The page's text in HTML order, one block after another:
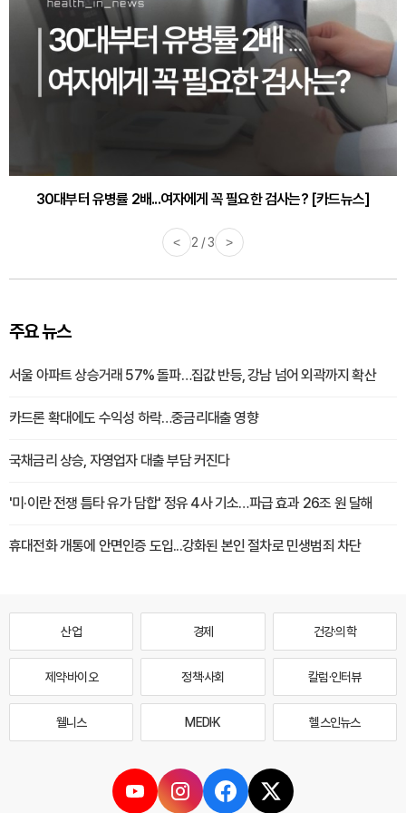
30대부터 유병률 2배...여자에게 꼭 필요한 검사는? [카드뉴스]
감기·독감 예방하고 면역력 높이는 4가지 영양제 [카드뉴스]
< 2 / 3 >
주요 뉴스
서울 아파트 상승거래 57% 돌파…집값 반등, 강남 넘어 외곽까지 확산
카드론 확대에도 수익성 하락…중금리대출 영향
국채금리 상승, 자영업자 대출 부담 커진다
'미·이란 전쟁 틈타 유가 담합' 정유 4사 기소…파급 효과 26조 원 달해
휴대전화 개통에 안면인증 도입...강화된 본인 절차로 민생범죄 차단
산업 경제 건강·의학
제약·바이오 정책·사회 칼럼·인터뷰
웰니스 MEDI·K 헬스인뉴스